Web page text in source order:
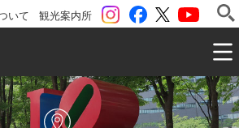
ツイッター
Facebook
instagram
観光案内所
いて
団法人 新宿観光振興協会 Shinjuku